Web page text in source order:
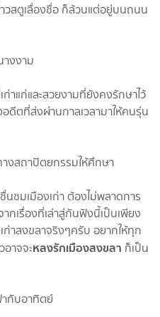
วสตูเลื่องชื่อ ก็ล้วนแต่อยู่บนถนน
าแก่และสวยงามที่ยังคงรักษาไว้
ดีตที่ส่งผ่านกาลเวลามาให้คนรุ่น
ชมเมืองเก่า ต้องไม่พลาดการ
กเรื่องที่เล่าสู่กันฟังนี้เป็นเพียง
าสงขลาจริงๆครับ อยากให้ทุก
าจจะหลงรักเมืองสงขลา ก็เป็น
ากับอาทิตย์